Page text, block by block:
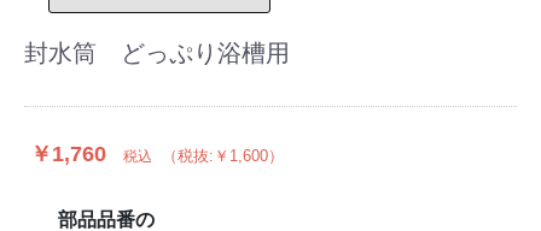
封水筒 どっぷり浴槽用
￥1,760 税込 （税抜:￥1,600）
部品品番の